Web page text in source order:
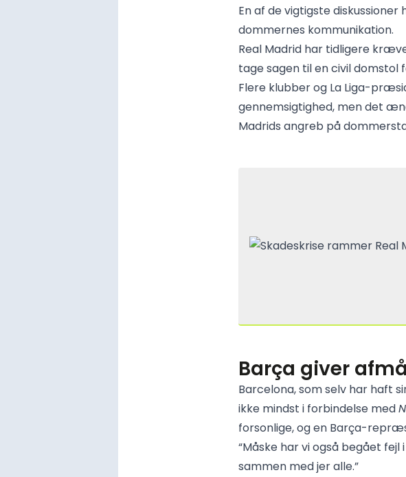
En af de vigtigste
dommernes kommunikation.
Real Madrid har tidligere
tage sagen til en civil domstol
Flere klubber og La Liga-
gennemsigtighed, men det
Madrids angreb på
Barça giver
Barcelona, som selv har haft
ikke mindst i forbindelse med
forsonlige, og en Barça-
“Måske har vi også begået
sammen med jer alle.”